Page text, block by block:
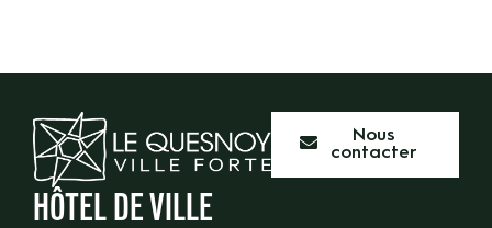
Nous
contacter
HÔTEL DE VILLE